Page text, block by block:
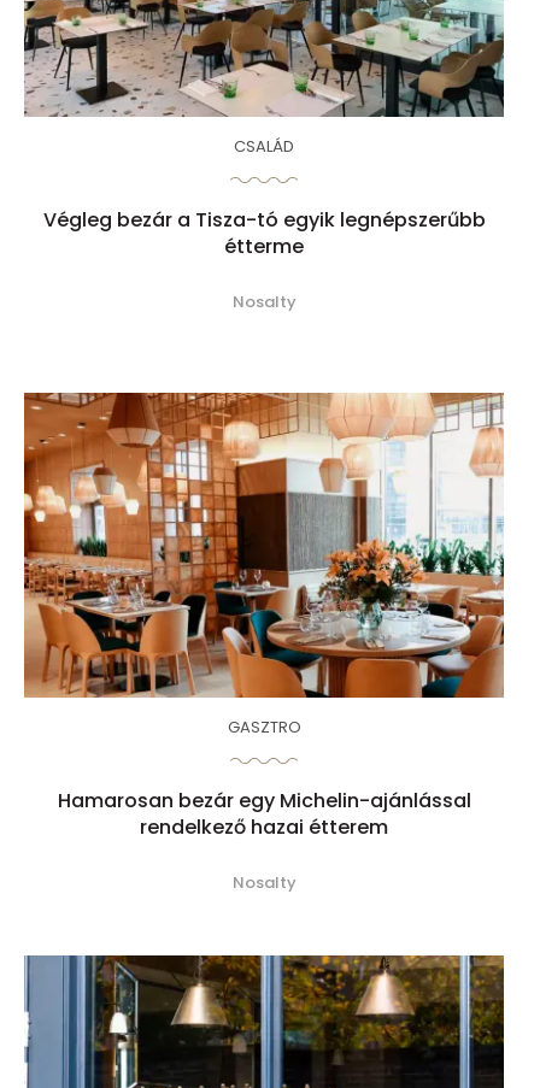
CSALÁD
Végleg bezár a Tisza-tó egyik legnépszerűbb
étterme
Nosalty
GASZTRO
Hamarosan bezár egy Michelin-ajánlással
rendelkező hazai étterem
Nosalty